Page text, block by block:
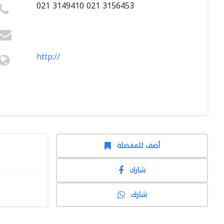
021 3149410 021 3156453
http://
أضف للمفضلة
شارك
شارك